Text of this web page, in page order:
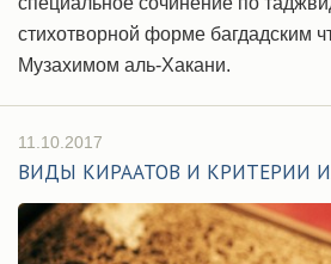
стихотворной форме багдадским
Музахимом аль-Хакани.
11.10.2017
ВИДЫ КИРААТОВ И КРИТЕРИИ